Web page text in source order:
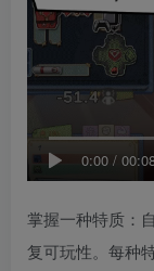
0:00 /
掌握一种特质：
复可玩性。每种